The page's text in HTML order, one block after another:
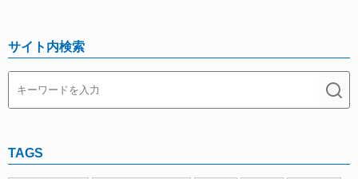
サイト内検索
TAGS